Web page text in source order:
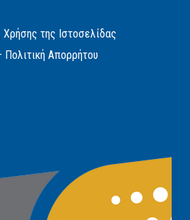
της Ιστοσελίδας
Απορρήτου